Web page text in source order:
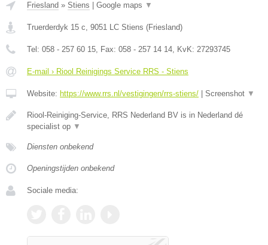
Friesland » Stiens Google maps ▼
Truerderdyk 15 c, 9051 LC Stiens (Friesland)
Tel: 058 - 257 60 15, Fax: 058 - 257 14 14, KvK: 27293745
E-mail › Riool Reinigings Service RRS - Stiens
Website: https://www.rrs.nl/vestigingen/rrs-stiens/ Screenshot ▼
Riool-Reiniging-Service, RRS Nederland BV is in Nederland dé
specialist op ▼
Diensten onbekend
Openingstijden onbekend
Sociale media: